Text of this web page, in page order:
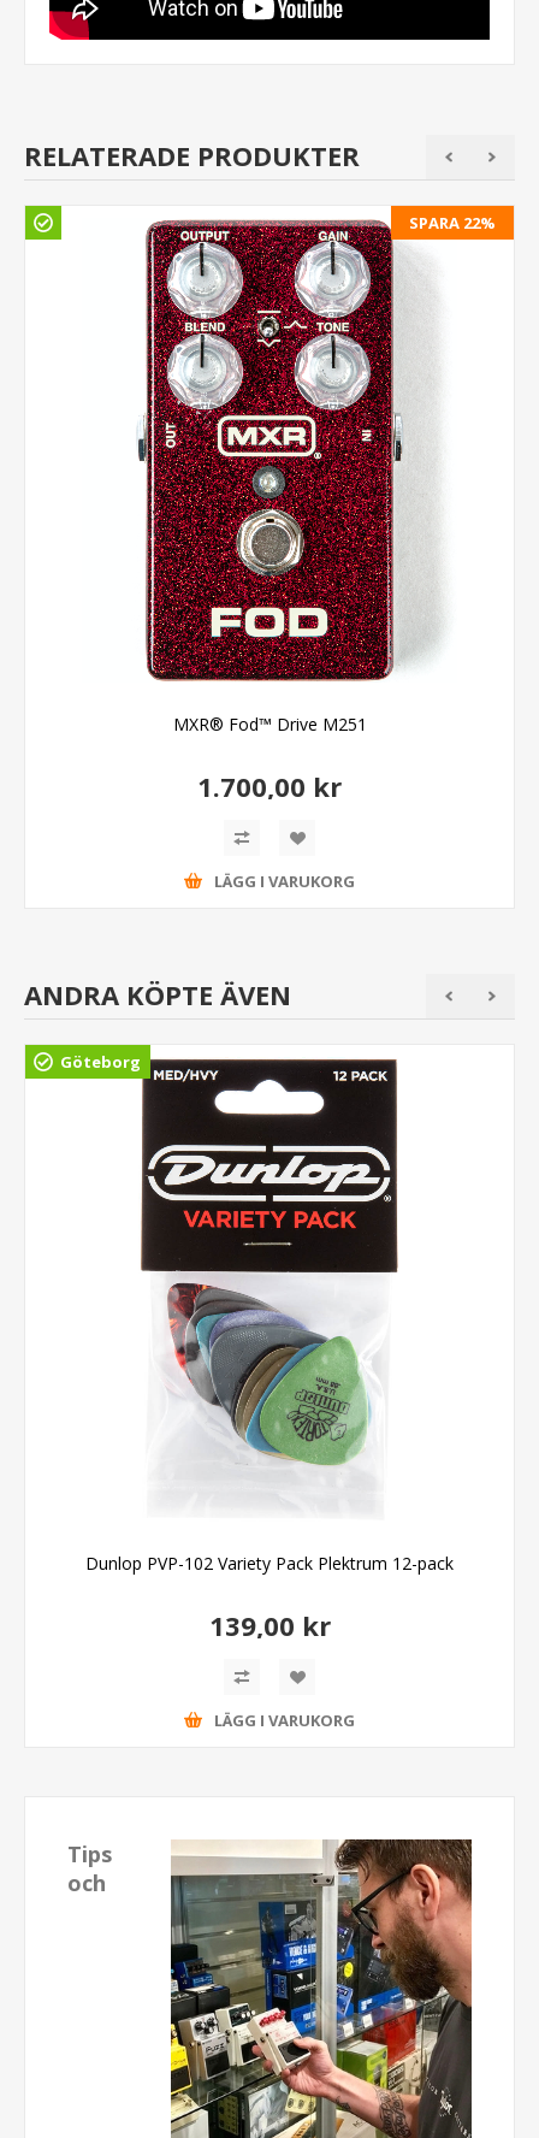
RELATERADE PRODUKTER
SPARA 22%
MXR® Fod™ Drive M251
1.700,00 kr
LÄGG I VARUKORG
ANDRA KÖPTE ÄVEN
Göteborg
Dunlop PVP-102 Variety Pack Plektrum 12-pack
139,00 kr
LÄGG I VARUKORG
Tips
och